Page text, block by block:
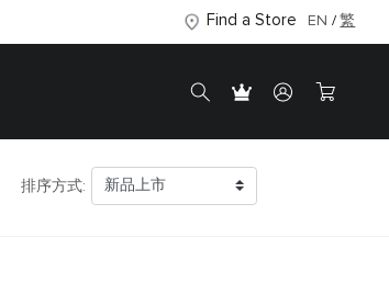
Find a Store EN 繁
排序方式: